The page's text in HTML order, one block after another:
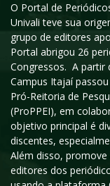
O Portal de
Univali teve sua
grupo de editores
Portal abrigou 26
Congressos. A partir
Campus Itajaí
Pró-Reitoria de
(ProPPEI), em
objetivo principal é
discentes,
Além disso,
editores dos